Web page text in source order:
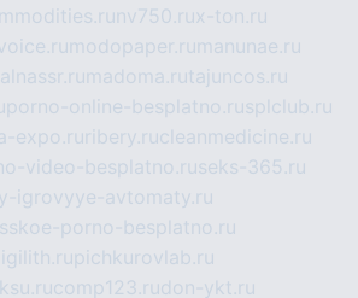
nv750.rux-ton.ru
modopaper.ru manunae.ru
madoma.rutajuncos.ru
porno-online-besplatno.rusplclub.ru
expo.ru ribery.rucleanmedicine.ru
video-besplatno.ruseks-365.ru
igrovyye-avtomaty.ru
porno-besplatno.ru
pichkurovlab.ru
comp123.rudon-ykt.ru